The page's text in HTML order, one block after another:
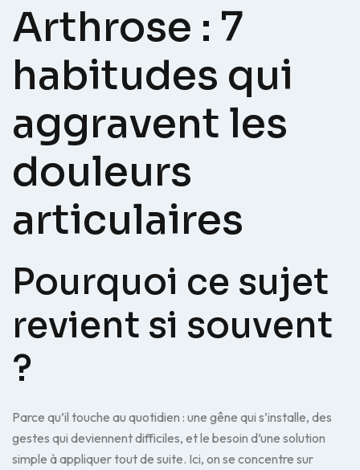
Arthrose : 7
habitudes qui
aggravent les
douleurs
articulaires
Pourquoi ce sujet
revient si souvent
?
Parce qu’il touche au quotidien : une gêne qui s’installe, des
gestes qui deviennent difficiles, et le besoin d’une solution
simple à appliquer tout de suite. Ici, on se concentre sur